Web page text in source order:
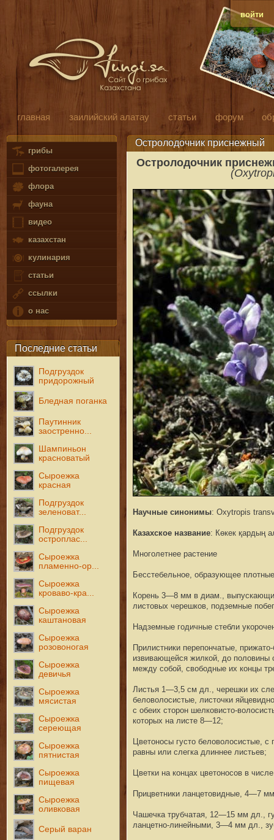
войти
главная заилийский алатау статьи форум
грибы
фотогалерея
флора
фауна
видео
казахстан
кулинария
статьи
ссылки
о нас
Последние статьи
Подгруздок
придорожный
Бледная поганка
Паутинник
заостренно...
Шампиньон
красноватый
Сыроежка
красная
Подгруздок
зеленоват...
Подгруздок
остроплас...
Сыроежка
пламенно-ор...
Сыроежка
кроваво-кра...
Сыроежка
каштановая
Сыроежка
розовоногая
Сыроежка
девичья
Сыроежка
мясистая
Сыроежка
сереющая
Сыроежка
пятнистая
Сыроежка
пищевая
Сыроежка
оливковая
Серый варан
Остролодочник приснежный
Остролодочник
Научные синонимы: Oxytropis
Казахское название: Көкек қардың
Многолетнее растение
Бесстебельное, образующее
Корень 3—8 мм в диам.,
листовых черешков, подземные
Надземные годичные стебли
Прилистники перепончатые,
извивающейся жилкой, до половины
между собой, свободные их концы
Листья 1—3,5 см дл., черешки их
беловолосистые, листочки
с обеих сторон шелковисто-
которых на листе 8—12;
Цветоносы густо беловолосистые,
равны или слегка длиннее листьев;
Цветки на концах цветоносов в
Прицветники ланцетовидные, 4—7
Чашечка трубчатая, 12—15 мм дл.,
ланцетно-линейными, 3—4 мм дл.,